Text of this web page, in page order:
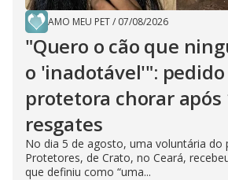
AMO MEU PET/ 07/08/2026
"Quero o cão que
o 'inadotável'":
protetora chorar após
resgates
No dia 5 de agosto, uma voluntária do
Protetores, de Crato, no Ceará,
que definiu como “uma...